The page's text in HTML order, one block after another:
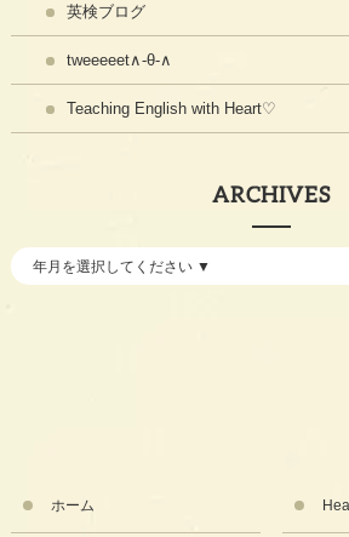
英検ブログ
tweeeeet∧-θ-∧
Teaching English with Heart♡
ARCHIVES
ホーム